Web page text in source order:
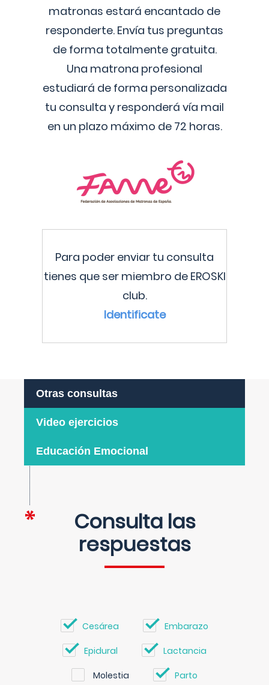
matronas estará encantado de
responderte. Envía tus preguntas
de forma totalmente gratuita.
Una matrona profesional
estudiará de forma personalizada
tu consulta y responderá vía mail
en un plazo máximo de 72 horas.
Para poder enviar tu consulta
tienes que ser miembro de EROSKI
club.
Identificate
Otras consultas
Video ejercicios
Educación Emocional
Consulta las
respuestas
Cesárea Embarazo
Epidural Lactancia
Molestia Parto